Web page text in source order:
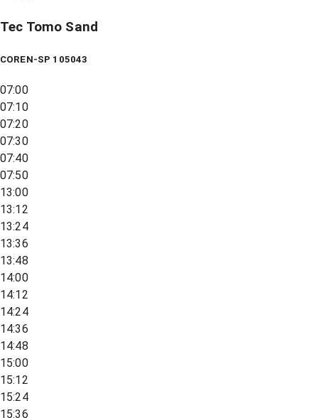
Tec Tomo Sand
COREN-SP 105043
07:00
07:10
07:20
07:30
07:40
07:50
13:00
13:12
13:24
13:36
13:48
14:00
14:12
14:24
14:36
14:48
15:00
15:12
15:24
15:36